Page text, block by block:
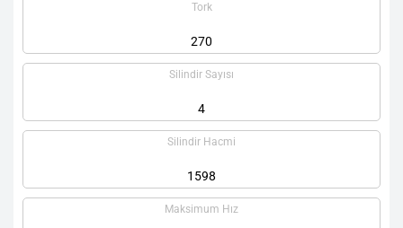
Tork
270
Silindir Sayısı
4
Silindir Hacmi
1598
Maksimum Hız